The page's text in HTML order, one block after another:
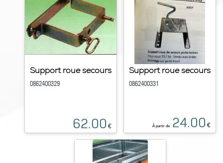
Support roue secours
0862400329
62.00 €
Support roue secours
0862400331
À partir de 24.00 €